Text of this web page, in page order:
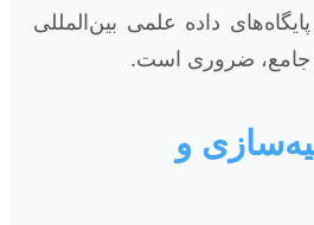
داده علمی بین‌المللی
جامع، ضروری است.
و